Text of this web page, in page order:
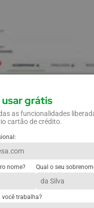
usar grátis
as funcionalidades
cartão de crédito.
nome? Qual o seu
você trabalha?